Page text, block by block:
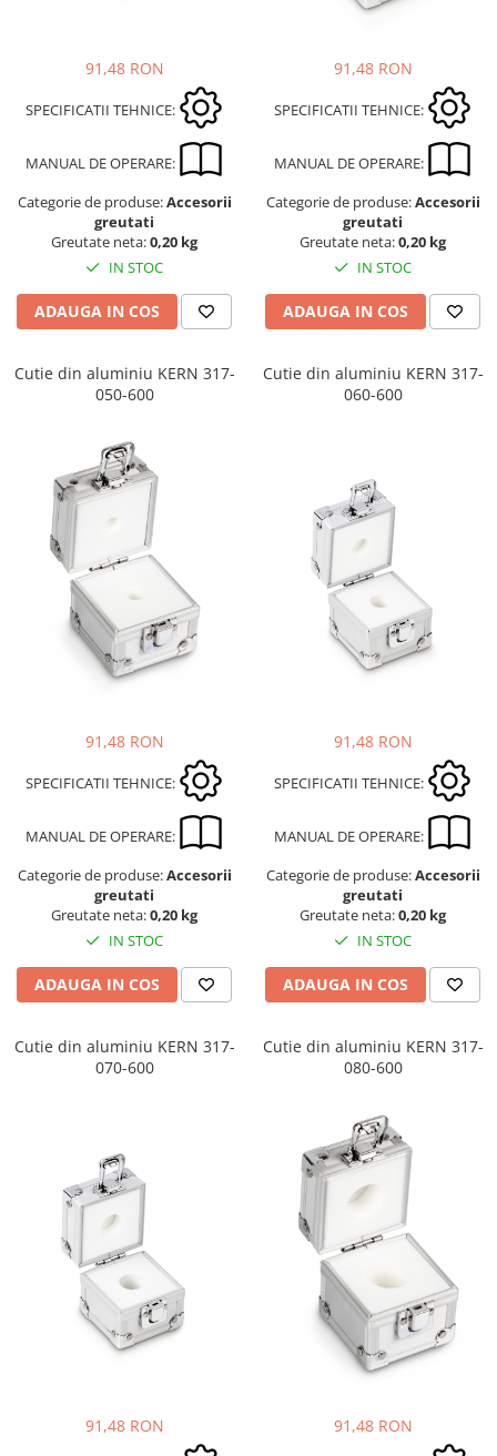
91,48 RON
SPECIFICATII TEHNICE:
MANUAL DE OPERARE:
Categorie de produse:Accesorii
greutati
Greutate neta:0,20 kg
IN STOC
ADAUGA IN COS
91,48 RON
SPECIFICATII TEHNICE:
MANUAL DE OPERARE:
Categorie de produse:Accesorii
greutati
Greutate neta:0,20 kg
IN STOC
ADAUGA IN COS
Cutie din aluminiu KERN 317-
050-600
91,48 RON
SPECIFICATII TEHNICE:
MANUAL DE OPERARE:
Categorie de produse:Accesorii
greutati
Greutate neta:0,20 kg
IN STOC
ADAUGA IN COS
Cutie din aluminiu KERN 317-
060-600
91,48 RON
SPECIFICATII TEHNICE:
MANUAL DE OPERARE:
Categorie de produse:Accesorii
greutati
Greutate neta:0,20 kg
IN STOC
ADAUGA IN COS
Cutie din aluminiu KERN 317-
070-600
91,48 RON
Cutie din aluminiu KERN 317-
080-600
91,48 RON